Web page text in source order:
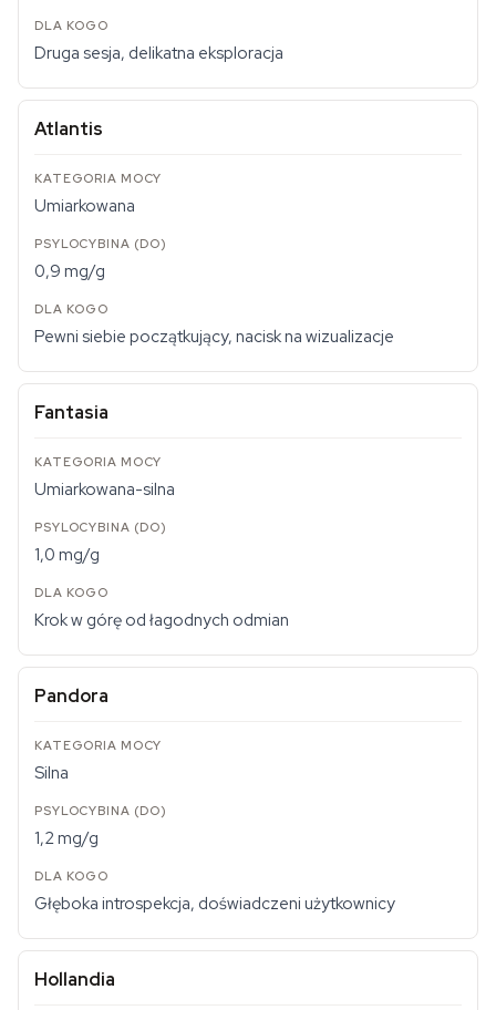
Druga sesja, delikatna eksploracja
Atlantis
Umiarkowana
0,9 mg/g
Pewni siebie początkujący, nacisk na wizualizacje
Fantasia
Umiarkowana-silna
1,0 mg/g
Krok w górę od łagodnych odmian
Pandora
Silna
1,2 mg/g
Głęboka introspekcja, doświadczeni użytkownicy
Hollandia